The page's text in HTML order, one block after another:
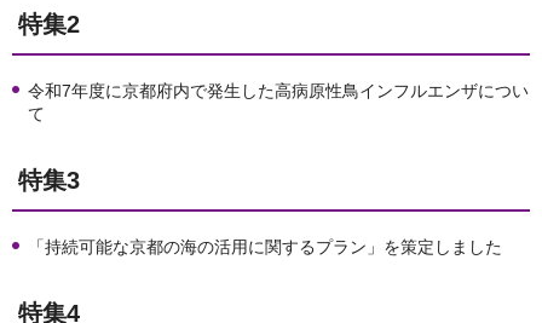
特集2
令和7年度に京都府内で発生した高病原性鳥インフルエンザについ
て
特集3
「持続可能な京都の海の活用に関するプラン」を策定しました
特集4